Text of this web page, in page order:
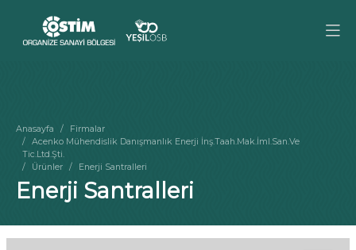
Anasayfa
Firmalar
Acenko Mühendislik Danışmanlık Enerji İnş.Taah.Mak.İml.San.Ve
Tic.Ltd.Şti.
Ürünler
Enerji Santralleri
Enerji Santralleri